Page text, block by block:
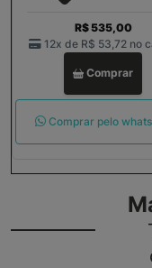
R$ 535,00
12x de R$ 53,72 no
Comprar
Comprar pelo